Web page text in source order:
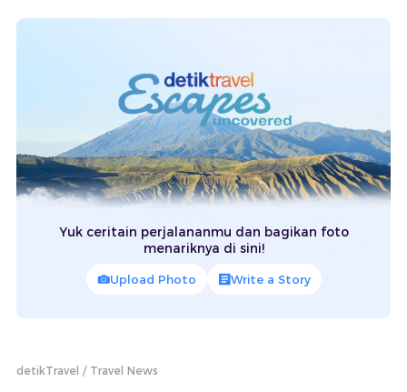
Yuk ceritain perjalananmu dan bagikan foto
menariknya di sini!
Upload Photo Write a Story
detikTravel Travel News